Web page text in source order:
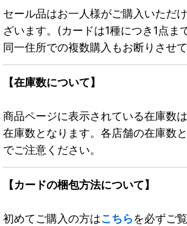
セール品はお一人様がご購入いただ
ざいます。(カードは1種につき1点ま
同一住所での複数購入もお断りさせ
【在庫数について】
商品ページに表示されている在庫数
在庫数となります。各店舗の在庫数
でご注意ください。
【カードの梱包方法について】
初めてご購入の方はこちらを必ずご